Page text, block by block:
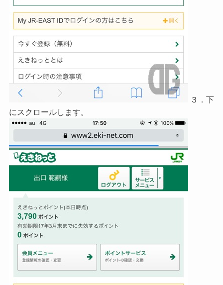
３．下
にスクロールします。